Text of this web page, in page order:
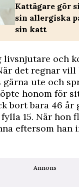
Kattägare gör
sin allergiska
sin katt
livsnjutare och
det regnar vill
gärna ute och
honom för
bort bara 46 år
15. När hon
eftersom han
Annons